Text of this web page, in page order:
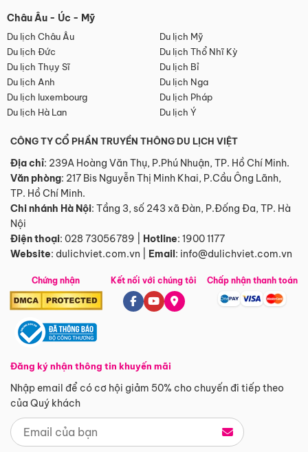
Châu Âu - Úc - Mỹ
Du lịch Châu Âu
Du lịch Mỹ
Du lịch Đức
Du lịch Thổ Nhĩ Kỳ
Du lịch Thụy Sĩ
Du lịch Bỉ
Du lịch Anh
Du lịch Nga
Du lịch luxembourg
Du lịch Pháp
Du lịch Hà Lan
Du lịch Ý
CÔNG TY CỔ PHẦN TRUYỀN THÔNG DU LỊCH VIỆT
Địa chỉ: 239A Hoàng Văn Thụ, P.Phú Nhuận, TP. Hồ Chí Minh.
Văn phòng: 217 Bis Nguyễn Thị Minh Khai, P.Cầu Ông Lãnh,
TP. Hồ Chí Minh.
Chi nhánh Hà Nội: Tầng 3, số 243 xã Đàn, P.Đống Đa, TP. Hà
Nội
Điện thoại: 028 73056789 Hotline: 1900 1177
Website: dulichviet.com.vn Email: info@dulichviet.com.vn
Chứng nhận
Đăng ký nhận thông tin khuyến mãi
Nhập email để có cơ hội giảm 50% cho chuyến đi tiếp theo
của Quý khách
Kết nối với chúng tôi Chấp nhận thanh toán